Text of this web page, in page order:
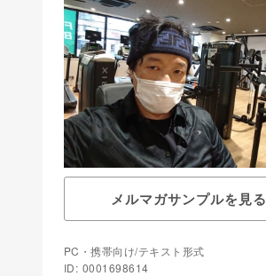
メルマガサンプルを見る
PC・携帯向け/テキスト形式
ID: 0001698614